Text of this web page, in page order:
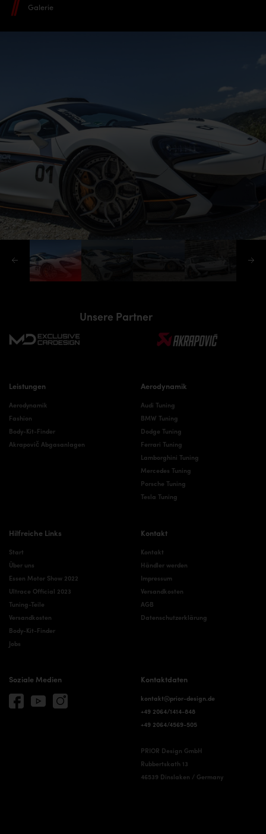
Galerie
Unsere Partner
Leistungen
Aerodynamik
Fashion
Body-Kit-Finder
Akrapovič Abgasanlagen
Aerodynamik
Audi Tuning
BMW Tuning
Dodge Tuning
Ferrari Tuning
Lamborghini Tuning
Mercedes Tuning
Porsche Tuning
Tesla Tuning
Hilfreiche Links
Start
Über uns
Essen Motor Show 2022
Ultrace Official 2023
Tuning-Teile
Versandkosten
Body-Kit-Finder
Jobs
Kontakt
Kontakt
Händler werden
Impressum
Versandkosten
AGB
Datenschutzerklärung
Soziale Medien Kontaktdaten
kontakt@prior-design.de
+49 2064/1414-848
+49 2064/4569-505
PRIOR Design GmbH
Rubbertskath 13
46539 Dinslaken / Germany